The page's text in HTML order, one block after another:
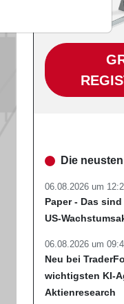
Die
06.08.2026 um
Paper - Das
US-
06.08.2026 um
Neu bei
wichtigsten KI-
Aktienresearch